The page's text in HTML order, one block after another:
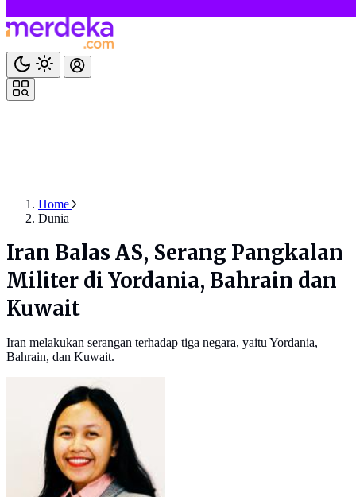
Home
Dunia
Iran Balas AS, Serang Pangkalan
Militer di Yordania, Bahrain dan
Kuwait
Iran melakukan serangan terhadap tiga negara, yaitu Yordania,
Bahrain, dan Kuwait.